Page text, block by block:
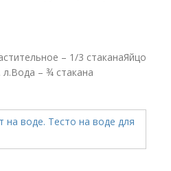
– 1/3 стаканаЯйцо
– ¾ стакана